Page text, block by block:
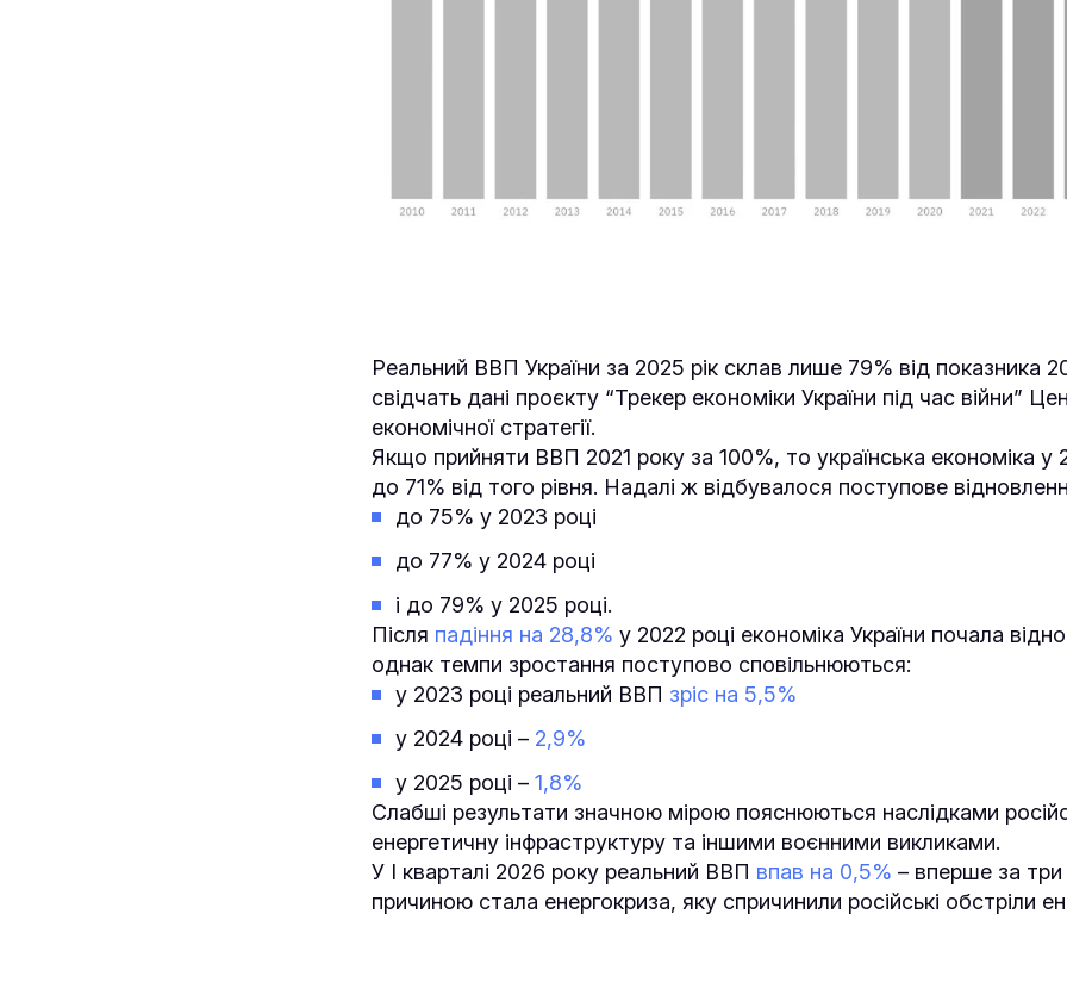
Реальний ВВП України за 2025 рік склав лише 79% від показника
свідчать дані проєкту “Трекер економіки України під час війни”
економічної стратегії.
Якщо прийняти ВВП 2021 року за 100%, то українська економіка у
до 71% від того рівня. Надалі ж відбувалося поступове
до 75% у 2023 році
до 77% у 2024 році
і до 79% у 2025 році.
Після падіння на 28,8% у 2022 році економіка України почала
однак темпи зростання поступово сповільнюються:
у 2023 році реальний ВВП зріс на 5,5%
у 2024 році – 2,9%
у 2025 році – 1,8%
Слабші результати значною мірою пояснюються наслідками
енергетичну інфраструктуру та іншими воєнними викликами.
У І кварталі 2026 року реальний ВВП впав на 0,5% – вперше за три
причиною стала енергокриза, яку спричинили російські обстріли